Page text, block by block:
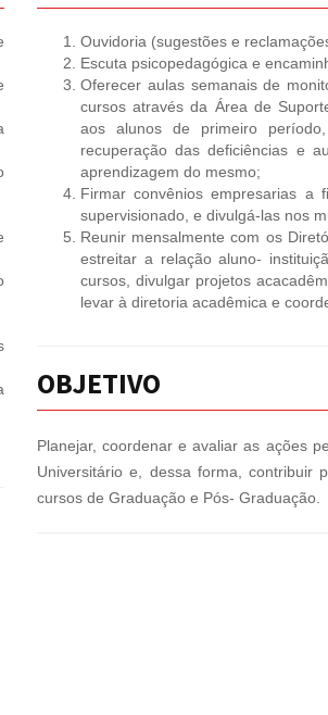
Ouvidoria (sugestões e
Escuta psicopedagógica e
Oferecer aulas semanais de
cursos através da Área de
aos alunos de primeiro
recuperação das deficiências e
aprendizagem do mesmo;
Firmar convênios empresarias a
supervisionado, e divulgá-las nos
Reunir mensalmente com os
estreitar a relação aluno-
cursos, divulgar projetos
levar à diretoria acadêmica e
OBJETIVO
Planejar, coordenar e avaliar as ações
Universitário e, dessa forma, contribuir
cursos de Graduação e Pós- Graduação.